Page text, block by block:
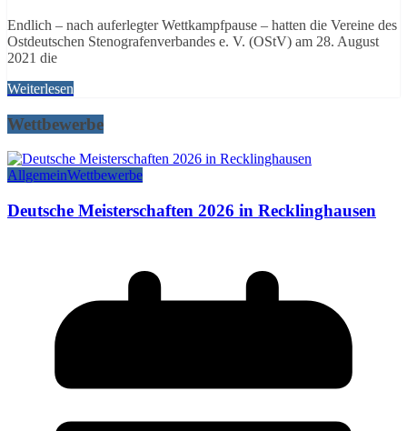
Endlich – nach auferlegter Wettkampfpause – hatten die Vereine des
Ostdeutschen Stenografenverbandes e. V. (OStV) am 28. August
2021 die
Weiterlesen
Wettbewerbe
AllgemeinWettbewerbe
Deutsche Meisterschaften 2026 in Recklinghausen